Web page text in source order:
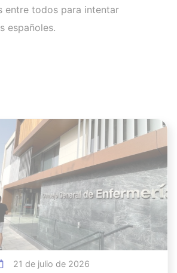
entre todos para intentar
españoles.
21 de julio de 2026
Ver noticia